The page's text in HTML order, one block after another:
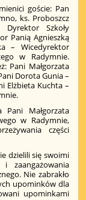
goście: Pan
ks. Proboszcz
Szkoły
Panią Agnieszką
– Wicedyrektor
w Radymnie.
Pani Małgorzata
Dorota Gunia –
Elżbieta Kuchta –
Pani Małgorzata
w Radymnie,
części
dzielili się swoimi
zaangażowania
Nie zabrakło
upominków dla
upominkami